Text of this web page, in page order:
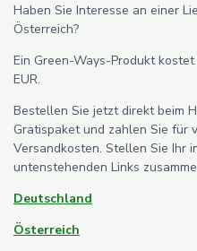
Haben Sie Interesse an einer
Österreich?
Ein Green-Ways-Produkt
EUR.
Bestellen Sie jetzt direkt beim
Gratispaket und zahlen Sie für
Versandkosten. Stellen Sie Ihr
untenstehenden Links
Deutschland
Österreich